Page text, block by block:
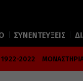
ΣΥΝΕΝΤΕΥΞΕΙΣ
2022